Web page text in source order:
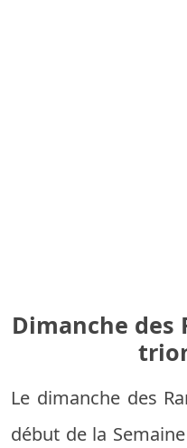
Dimanche des
Le dimanche des
début de la